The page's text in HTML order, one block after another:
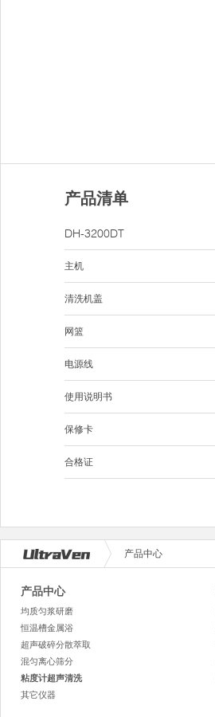
产品清单
DH-3200DT
主机
清洗机盖
网篮
电源线
使用说明书
保修卡
合格证
产品中心
产品中心
均质匀浆研磨
恒温槽金属浴
超声破碎分散萃取
混匀离心筛分
粘度计超声清洗
其它仪器